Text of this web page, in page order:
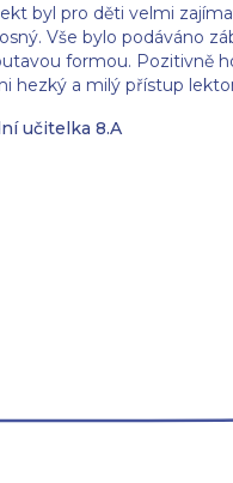
byl pro děti velmi
Vše bylo podáváno
formou. Pozitivně
hezký a milý přístup
učitelka 8.A